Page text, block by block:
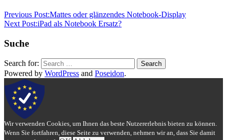
Previous Post:Mattes oder glänzendes Notebook-Display
Next Post:iPad als Notebook Ersatz?
Suche
Search for: Search
Powered by WordPress and Poseidon.
Wir verwenden Cookies, um Ihnen das beste Nutzererlebnis bieten zu können.
Wenn Sie fortfahren, diese Seite zu verwenden, nehmen wir an, dass Sie damit